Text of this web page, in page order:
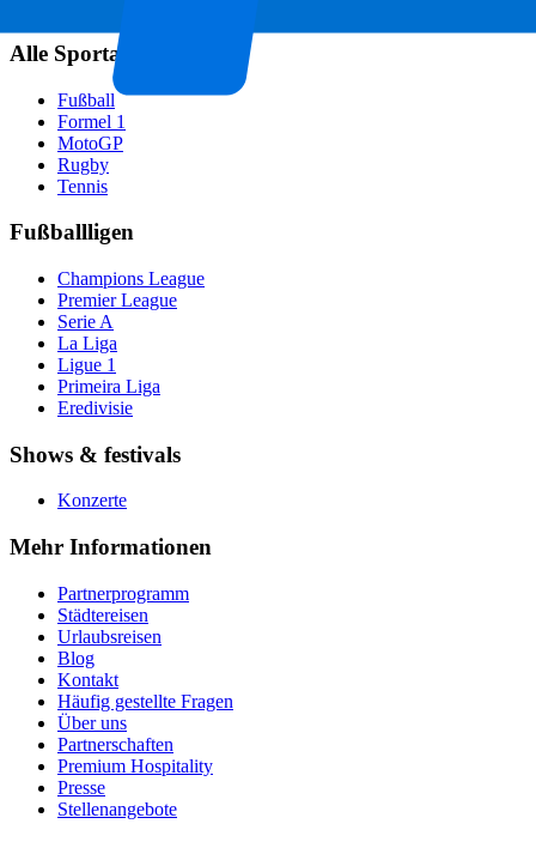
Alle Sportarten
Fußball
Formel 1
MotoGP
Rugby
Tennis
Fußballligen
Champions League
Premier League
Serie A
La Liga
Ligue 1
Primeira Liga
Eredivisie
Shows & festivals
Konzerte
Mehr Informationen
Partnerprogramm
Städtereisen
Urlaubsreisen
Blog
Kontakt
Häufig gestellte Fragen
Über uns
Partnerschaften
Premium Hospitality
Presse
Stellenangebote